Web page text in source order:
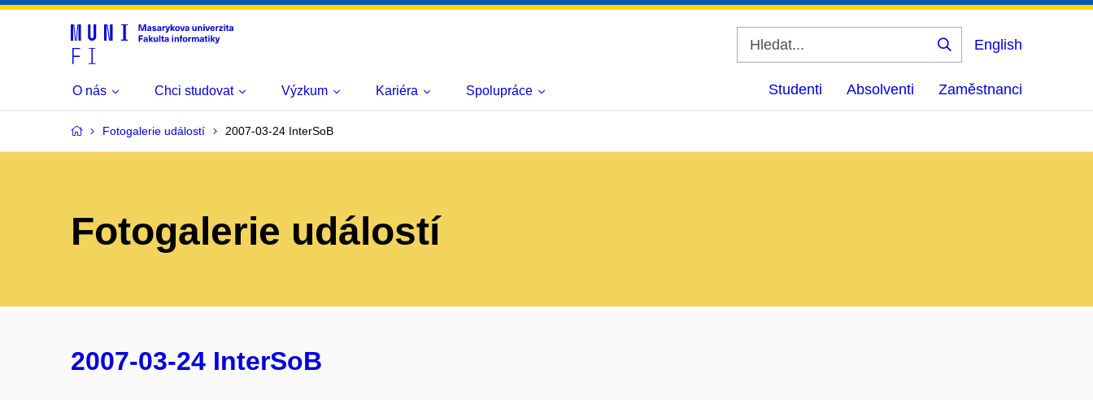
Vyhledat
English
O nás Chci studovat Výzkum Kariéra Spolupráce Studenti Absolventi Zaměstnanci
Fotogalerie událostí 2007-03-24 InterSoB
Fotogalerie událostí
2007-03-24 InterSoB